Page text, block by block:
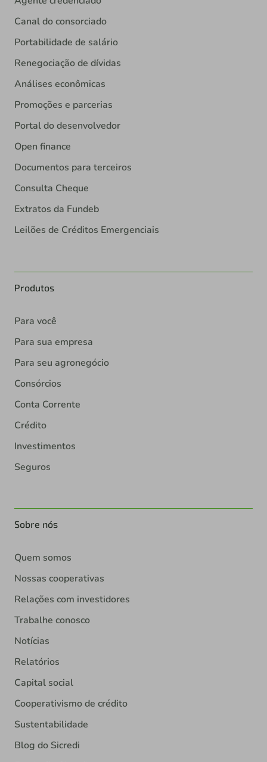
Canal do consorciado
Portabilidade de salário
Renegociação de dívidas
Análises econômicas
Promoções e parcerias
Portal do desenvolvedor
Open finance
Documentos para terceiros
Consulta Cheque
Extratos da Fundeb
Leilões de Créditos Emergenciais
Produtos
Para você
Para sua empresa
Para seu agronegócio
Consórcios
Conta Corrente
Crédito
Investimentos
Seguros
Sobre nós
Quem somos
Nossas cooperativas
Relações com investidores
Trabalhe conosco
Notícias
Relatórios
Capital social
Cooperativismo de crédito
Sustentabilidade
Blog do Sicredi